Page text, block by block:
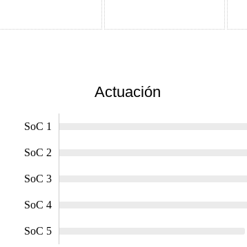
Actuación
SoC 1
SoC 2
SoC 3
SoC 4
SoC 5